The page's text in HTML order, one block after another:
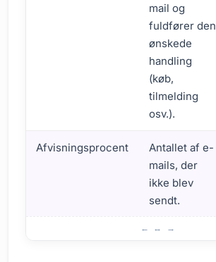
mail og
fuldfører den
ønskede
handling
(køb,
tilmelding
osv.).
Afvisningsprocent
Antallet af e-
mails, der
ikke blev
sendt.